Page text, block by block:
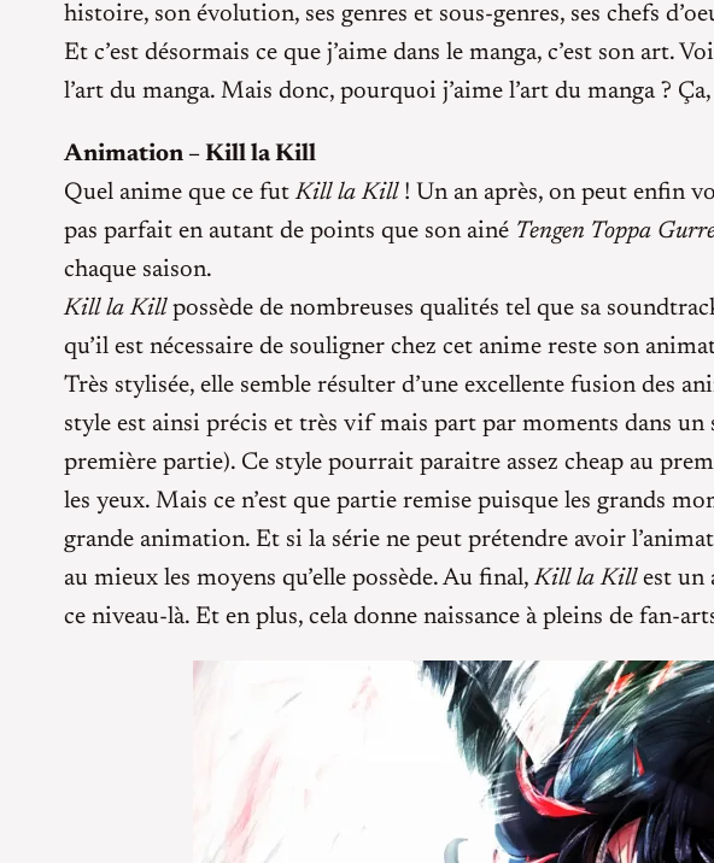
histoire, son évolution, ses genres et sous-genres, ses chefs
Et c’est désormais ce que j’aime dans le manga, c’est son art.
l’art du manga. Mais donc, pourquoi j’aime l’art du manga ?
Animation – Kill la Kill
Quel anime que ce futKill la Kill! Un an après, on peut enfin
pas parfait en autant de points que son ainé Tengen Toppa
chaque saison.
Kill la Killpossède de nombreuses qualités tel que sa
qu’il est nécessaire de souligner chez cet anime reste son
Très stylisée, elle semble résulter d’une excellente fusion des
style est ainsi précis et très vif mais part par moments dans
première partie). Ce style pourrait paraitre assez cheap au
les yeux. Mais ce n’est que partie remise puisque les grands
grande animation. Et si la série ne peut prétendre avoir
au mieux les moyens qu’elle possède. Au final,Kill la Killest un
ce niveau-là. Et en plus, cela donne naissance à pleins de fan-